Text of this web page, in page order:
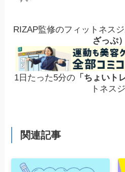
RIZAP監修のフィットネス
ざっぷ
1日たった5分の 「ちょいト
トネス
関連記事